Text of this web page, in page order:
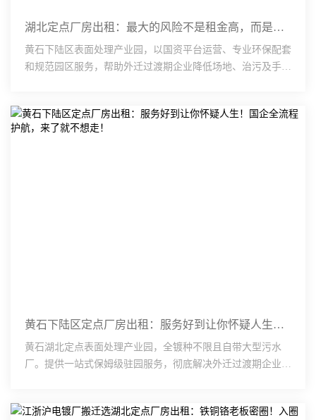
湖北定点厂房出租：最大的风险不是租金高，而是不稳定！国企园区为长期生产保驾护航
黄石下陆区表面处理产业园，以国资平台运营、专业环保配套
和规范园区服务，帮助外迁过渡期企业降低场地、治污及手续
黄石下陆区定点厂房出租：服务好到让你怀疑人生！国企全流程护航，来了就不想走！
黄石湖北定点表面处理产业园，全镀种不限且自带大型污水
厂。提供一站式保姆级驻园服务，彻底解决外迁过渡期企业环